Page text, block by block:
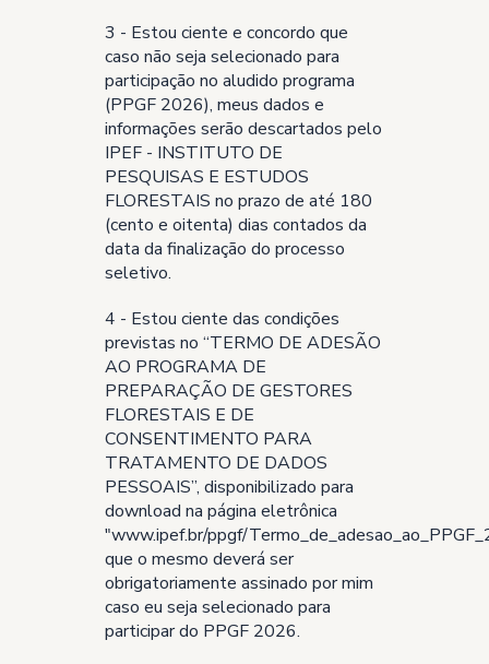
3 - Estou ciente e concordo que
caso não seja selecionado para
participação no aludido programa
(PPGF 2026), meus dados e
informações serão descartados pelo
IPEF - INSTITUTO DE
PESQUISAS E ESTUDOS
FLORESTAIS no prazo de até 180
(cento e oitenta) dias contados da
data da finalização do processo
seletivo.
4 - Estou ciente das condições
previstas no “TERMO DE ADESÃO
AO PROGRAMA DE
PREPARAÇÃO DE GESTORES
FLORESTAIS E DE
CONSENTIMENTO PARA
TRATAMENTO DE DADOS
PESSOAIS”, disponibilizado para
download na página eletrônica
"www.ipef.br/ppgf/
que o mesmo deverá ser
obrigatoriamente assinado por mim
caso eu seja selecionado para
participar do PPGF 2026.